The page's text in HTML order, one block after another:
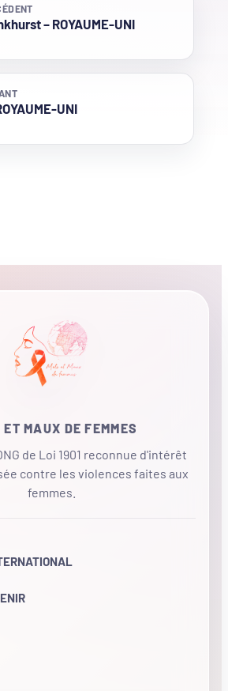
– ROYAUME-UNI
UNI
ET MAUX DE FEMMES
de Loi 1901 reconnue d'intérêt
contre les violences faites aux
femmes.